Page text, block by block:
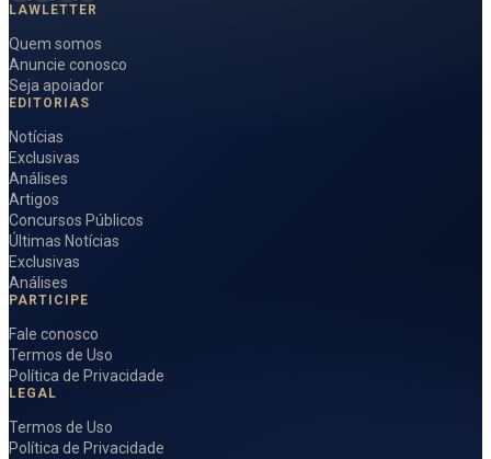
LAWLETTER
Quem somos
Anuncie conosco
Seja apoiador
EDITORIAS
Notícias
Exclusivas
Análises
Artigos
Concursos Públicos
Últimas Notícias
Exclusivas
Análises
PARTICIPE
Fale conosco
Termos de Uso
Política de Privacidade
LEGAL
Termos de Uso
Política de Privacidade